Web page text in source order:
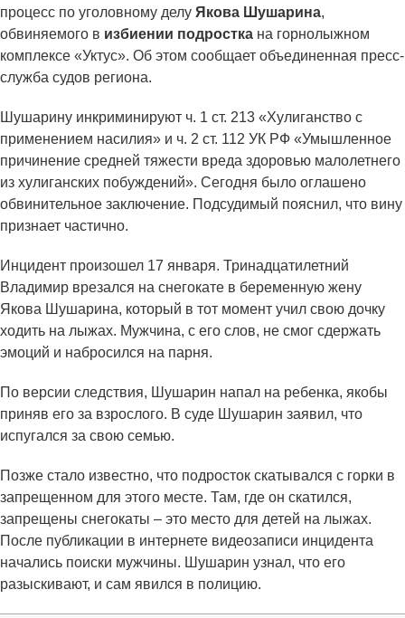
процесс по уголовному делу Якова Шушарина,
обвиняемого в избиении подростка на горнолыжном
комплексе «Уктус». Об этом сообщает объединенная пресс-
служба судов региона.
Шушарину инкриминируют ч. 1 ст. 213 «Хулиганство с
применением насилия» и ч. 2 ст. 112 УК РФ «Умышленное
причинение средней тяжести вреда здоровью малолетнего
из хулиганских побуждений». Сегодня было оглашено
обвинительное заключение. Подсудимый пояснил, что вину
признает частично.
Инцидент произошел 17 января. Тринадцатилетний
Владимир врезался на снегокате в беременную жену
Якова Шушарина, который в тот момент учил свою дочку
ходить на лыжах. Мужчина, с его слов, не смог сдержать
эмоций и набросился на парня.
По версии следствия, Шушарин напал на ребенка, якобы
приняв его за взрослого. В суде Шушарин заявил, что
испугался за свою семью.
Позже стало известно, что подросток скатывался с горки в
запрещенном для этого месте. Там, где он скатился,
запрещены снегокаты – это место для детей на лыжах.
После публикации в интернете видеозаписи инцидента
начались поиски мужчины. Шушарин узнал, что его
разыскивают, и сам явился в полицию.